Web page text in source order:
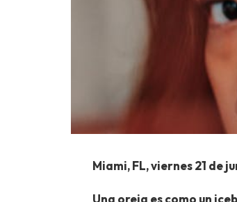
Miami, FL, viernes 21 de